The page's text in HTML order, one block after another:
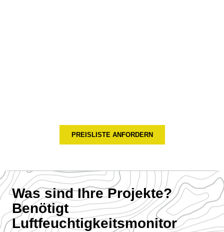
PREISLISTE ANFORDERN
Was sind Ihre Projekte?
Benötigt
Luftfeuchtigkeitsmonitor